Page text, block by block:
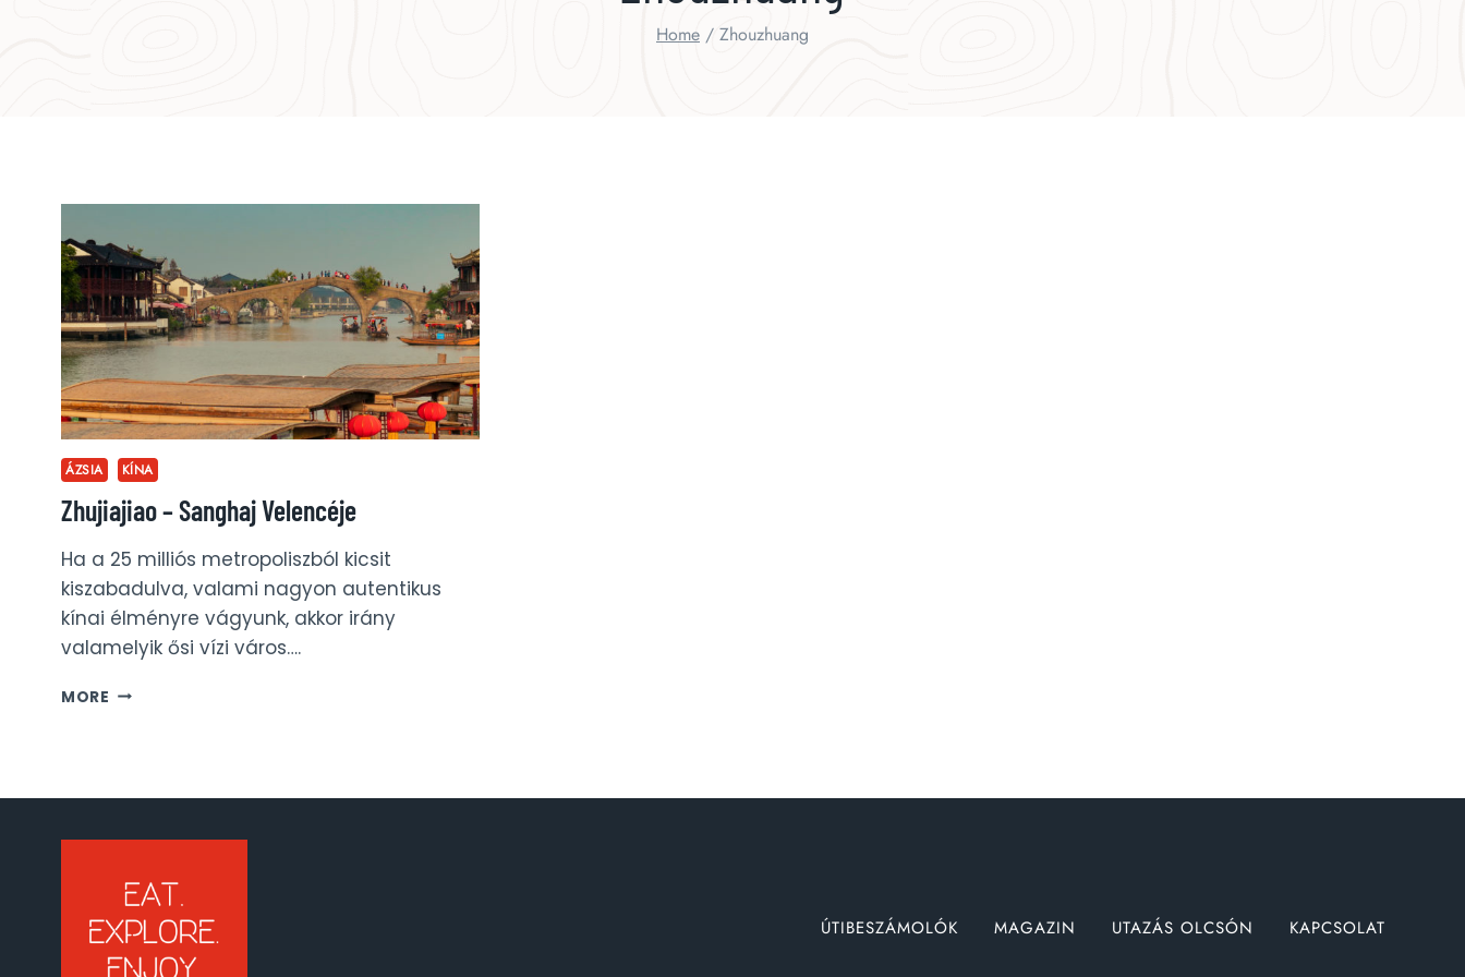
Home / Zhouzhuang
ÁZSIA KÍNA
Zhujiajiao – Sanghaj Velencéje
Ha a 25 milliós metropoliszból kicsit
kiszabadulva, valami nagyon autentikus
kínai élményre vágyunk, akkor irány
valamelyik ősi vízi város….
MORE ZHUJIAJIAO
ÚTIBESZÁMOLÓK MAGAZIN UTAZÁS OLCSÓN KAPCSOLAT